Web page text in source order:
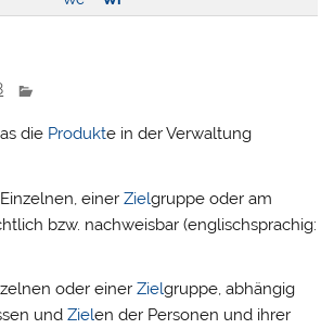
die Produkte in der Verwaltung
einerZielgruppe oder am
bzw. nachweisbar (englischsprachig:
oder einerZielgruppe, abhängig
undZielen der Personen und ihrer